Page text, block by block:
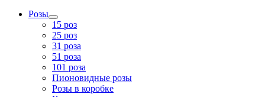
Розы
15 роз
25 роз
31 роза
51 роза
101 роза
Пионовидные розы
Розы в коробке